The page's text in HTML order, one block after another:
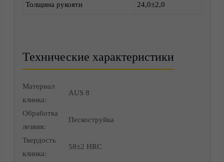
Корзина
Толщина рукояти 24,0±2,0
Технические характеристики
Материал
клинка:
AUS 8
Обработка
лезвия:
Пескоструйка
Твердость
клинка:
58±2 HRC